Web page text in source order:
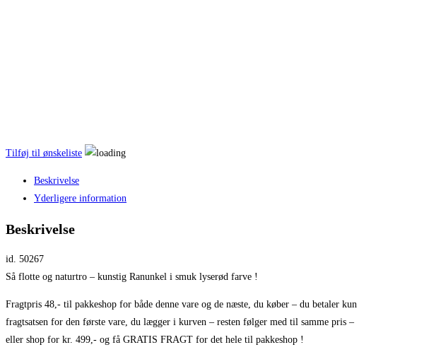
Tilføj til ønskeliste
Beskrivelse
Yderligere information
Beskrivelse
id. 50267
Så flotte og naturtro – kunstig Ranunkel i smuk lyserød farve !
Fragtpris 48,- til pakkeshop for både denne vare og de næste, du køber – du betaler kun
fragtsatsen for den første vare, du lægger i kurven – resten følger med til samme pris –
eller shop for kr. 499,- og få GRATIS FRAGT for det hele til pakkeshop !